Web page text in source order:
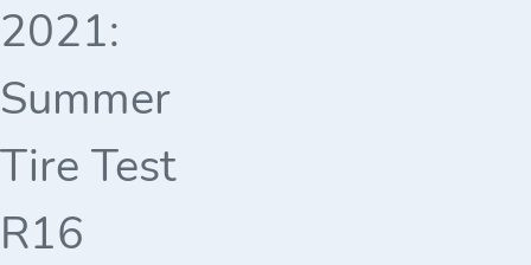
2021:
Summer
Tire Test
R16